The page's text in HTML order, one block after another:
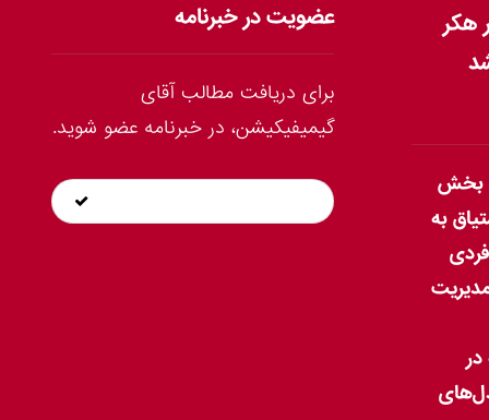
هکر
بخش
به
عضویت در خبرنامه
برای دریافت مطالب آقای
گیمیفیکیشن، در خبرنامه عضو شوید.